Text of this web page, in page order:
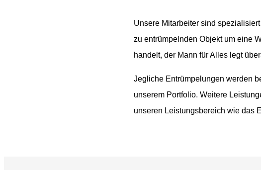
Unsere Mitarbeiter sind
zu entrümpelnden Objekt um eine
handelt, der Mann für Alles legt
Jegliche Entrümpelungen werden
unserem Portfolio. Weitere
unseren Leistungsbereich wie das